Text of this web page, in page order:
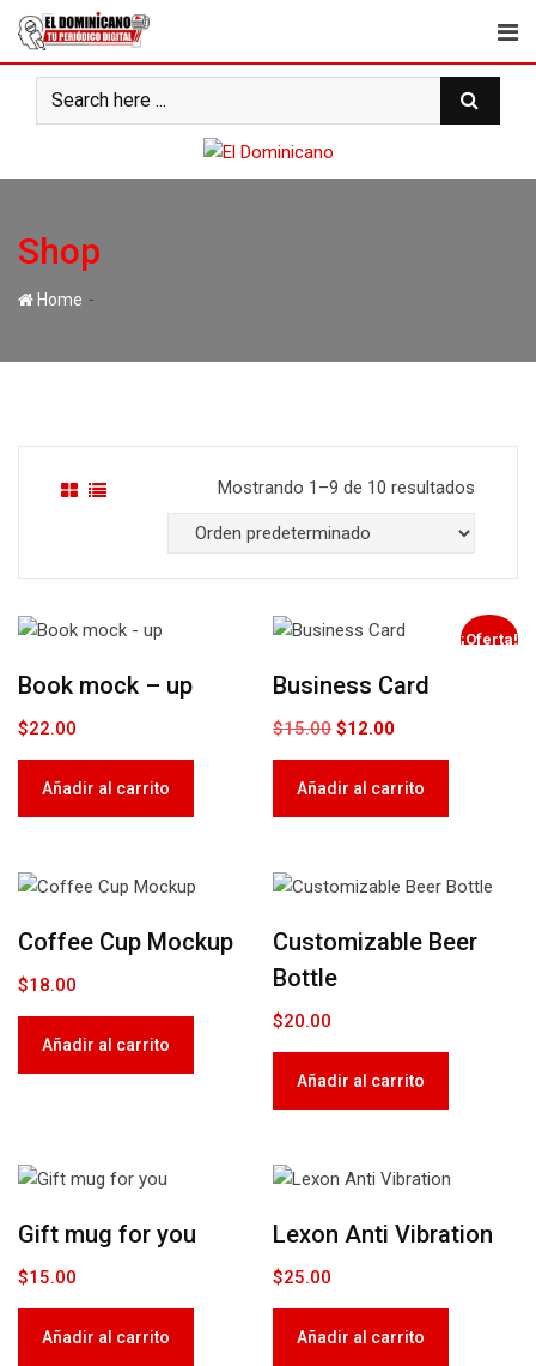
Skip
content
Shop
Home -
Mostrando 1–9 de 10 resultados
Book mock – up
$22.00
Añadir al carrito
¡Oferta!
Business Card
$15.00 El
precio
original
era:
$12.00El
precio
actual
es:
Añadir al carrito
Coffee Cup Mockup
$18.00
Añadir al carrito
Customizable Beer
Bottle
$20.00
Añadir al carrito
Gift mug for you
$15.00
Añadir al carrito
Lexon Anti Vibration
$25.00
Añadir al carrito